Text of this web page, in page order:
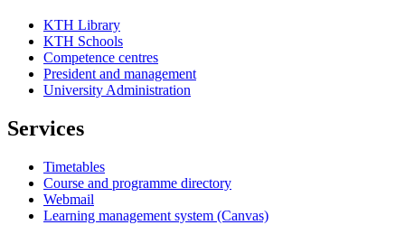
KTH Library
KTH Schools
Competence centres
President and management
University Administration
Services
Timetables
Course and programme directory
Webmail
Learning management system (Canvas)